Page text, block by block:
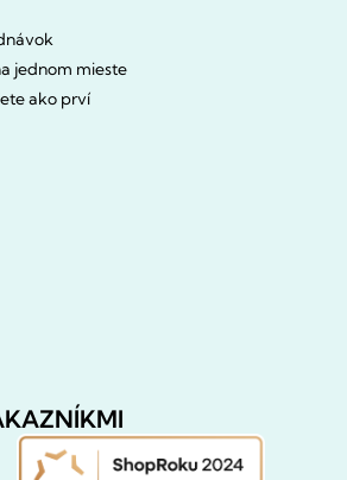
jednom mieste
ako prví